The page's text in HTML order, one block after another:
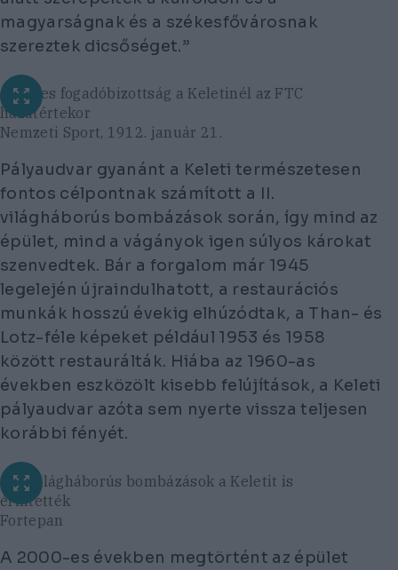
magyarságnak és a székesfővárosnak
szereztek dicsőséget.”
A népes fogadóbizottság a Keletinél az FTC
hazatértekor
Nemzeti Sport, 1912. január 21.
Pályaudvar gyanánt a Keleti természetesen
fontos célpontnak számított a II.
világháborús bombázások során, így mind az
épület, mind a vágányok igen súlyos károkat
szenvedtek. Bár a forgalom már 1945
legelején újraindulhatott, a restaurációs
munkák hosszú évekig elhúzódtak, a Than- és
Lotz-féle képeket például 1953 és 1958
között restaurálták. Hiába az 1960-as
években eszközölt kisebb felújítások, a Keleti
pályaudvar azóta sem nyerte vissza teljesen
korábbi fényét.
A II. világháborús bombázások a Keletit is
érintették
Fortepan
A 2000-es években megtörtént az épület